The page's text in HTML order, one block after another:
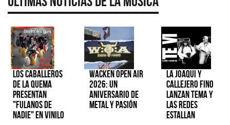
Los Caballeros
de la Quema
presentan
"Fulanos de
Nadie" en vinilo
Wacken Open Air
2026: Un
aniversario de
metal y pasión
La Joaqui y
Callejero Fino
lanzan tema y
las redes
estallan